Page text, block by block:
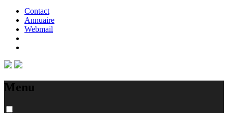
Contact
Annuaire
Webmail
Menu